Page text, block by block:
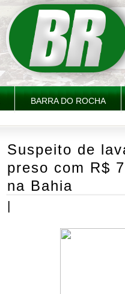
BARRA DO ROCHA
Suspeito de
preso com R$
na Bahia
|